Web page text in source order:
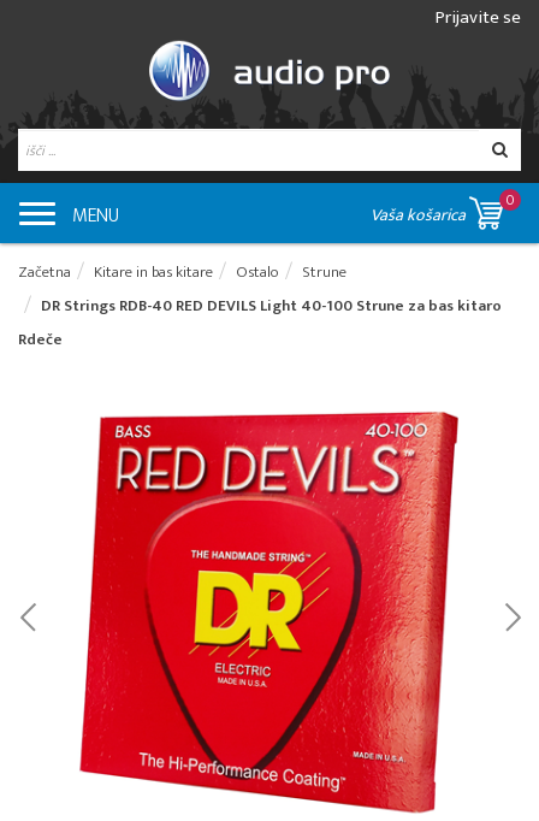
Prijavite se
MENU Vaša košarica
0
Začetna Kitare in bas kitare Ostalo
Strune
DR Strings RDB-40 RED DEVILS Light 40-100 Strune za bas kitaro
Rdeče